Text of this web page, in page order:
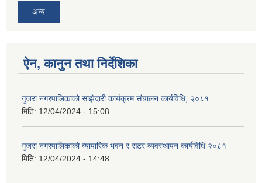
अन्य
ऐन, कानुन तथा निर्देशिका
गुजरा नगरपालिकाको साझेदारी कार्यक्रम संचालन कार्यविधि, २०८१
मिति: 12/04/2024 - 15:08
गुजरा नगरपालिकाको व्यापारिक भवन र सटर व्यवस्थापन कार्यविधि २०८१
मिति: 12/04/2024 - 14:48